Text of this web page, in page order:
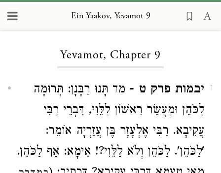
Ein Yaakov, Yevamot 9
Yevamot, Chapter 9
1 יבמות פרק ט - מד תָּנוּ רַבָּנָן: תְּרוּמָה
לַכֹּהֵן וּמַעֲשֵׂר רִאשׁוֹן לַלֵּוִי, דִּבְרֵי רַבִּי
עֲקִיבָא. רַבִּי אֶלְעָזָר בֶּן עֲזַרְיָה אוֹמֵר:
'לַכֹּהֵן'. לַכֹּהֵן וְלֹא לַלֵּוִי?! אֵימָא: אַף לַכֹּהֵן.